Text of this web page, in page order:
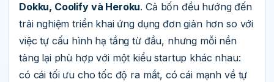
Dokku, Coolify và Heroku. Cả bốn đều hướng đến
trải nghiệm triển khai ứng dụng đơn giản hơn so với
việc tự cấu hình hạ tầng từ đầu, nhưng mỗi nền
tảng lại phù hợp với một kiểu startup khác nhau:
có cái tối ưu cho tốc độ ra mắt, có cái mạnh về tự